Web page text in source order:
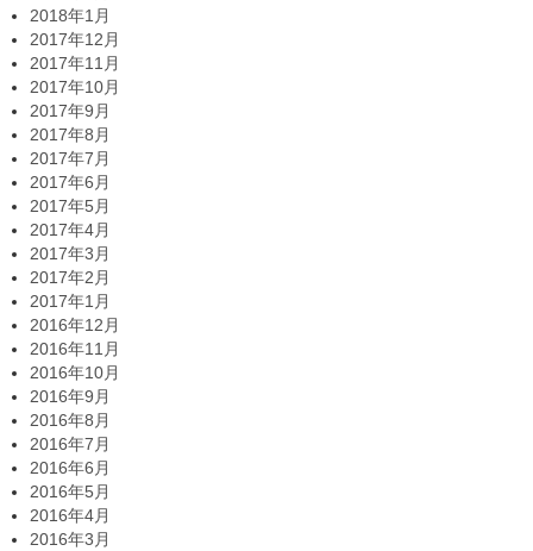
2018年1月
2017年12月
2017年11月
2017年10月
2017年9月
2017年8月
2017年7月
2017年6月
2017年5月
2017年4月
2017年3月
2017年2月
2017年1月
2016年12月
2016年11月
2016年10月
2016年9月
2016年8月
2016年7月
2016年6月
2016年5月
2016年4月
2016年3月